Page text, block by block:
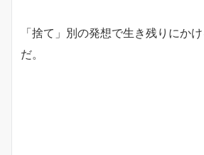
「捨て」別の発想で生き残りにか
だ。